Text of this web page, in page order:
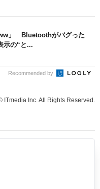
」 Bluetoothがバグった
の“と...
Recommended by
ITmedia Inc. All Rights Reserved.